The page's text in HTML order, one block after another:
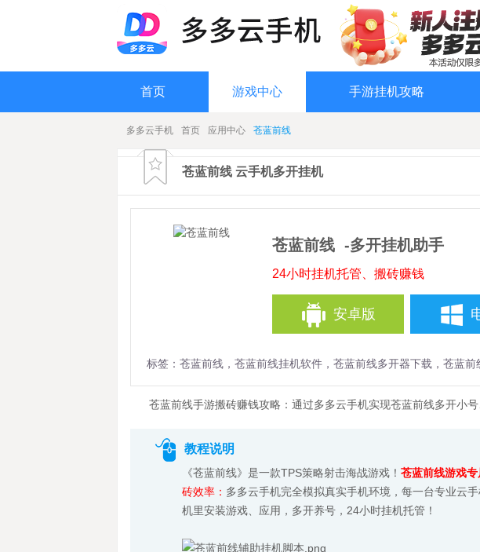
首页 游戏中心 手游挂机攻略
多多云手机 首页 应用中心 苍蓝前线
苍蓝前线 云手机多开挂机
苍蓝前线 -多开挂机助手
24小时挂机托管、搬砖赚钱
安卓版
标签：苍蓝前线，苍蓝前线挂机软件，苍蓝前线多开器下载，苍蓝
苍蓝前线手游搬砖赚钱攻略：通过多多云手机实现苍蓝前线多开小
教程说明
《苍蓝前线》是一款TPS策略射击海战游戏！ 苍蓝前线游戏
砖效率： 多多云手机完全模拟真实手机环境，每一台专业云
机里安装游戏、应用，多开养号，24小时挂机托管！